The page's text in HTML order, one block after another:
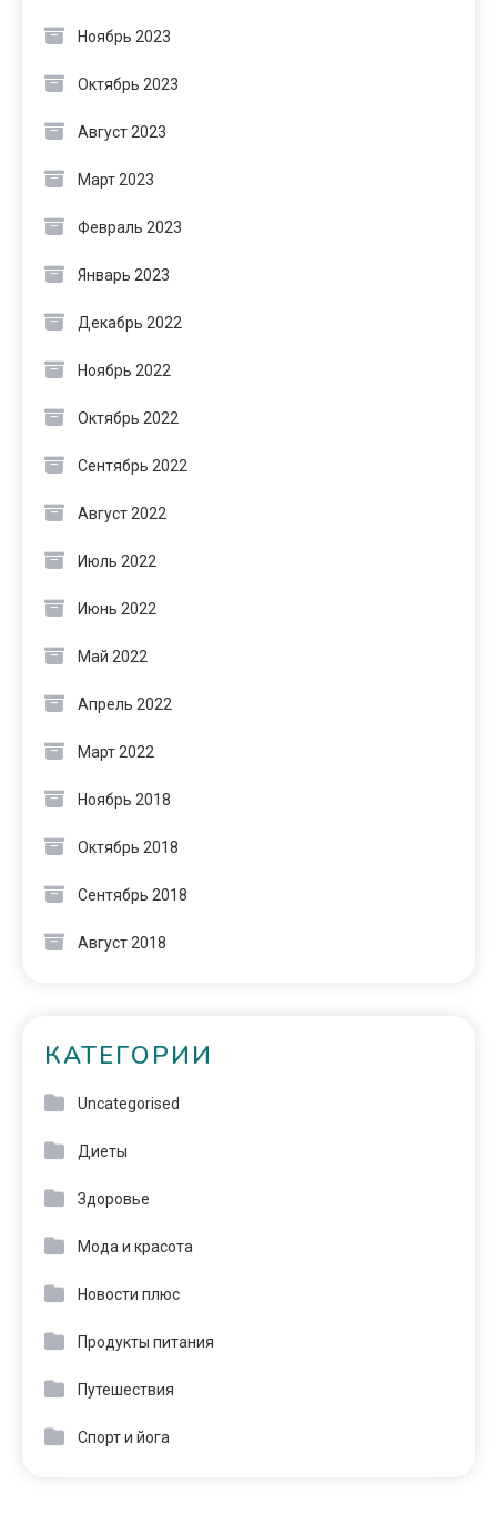
Ноябрь 2023
Октябрь 2023
Август 2023
Март 2023
Февраль 2023
Январь 2023
Декабрь 2022
Ноябрь 2022
Октябрь 2022
Сентябрь 2022
Август 2022
Июль 2022
Июнь 2022
Май 2022
Апрель 2022
Март 2022
Ноябрь 2018
Октябрь 2018
Сентябрь 2018
Август 2018
КАТЕГОРИИ
Uncategorised
Диеты
Здоровье
Мода и красота
Новости плюс
Продукты питания
Путешествия
Спорт и йога